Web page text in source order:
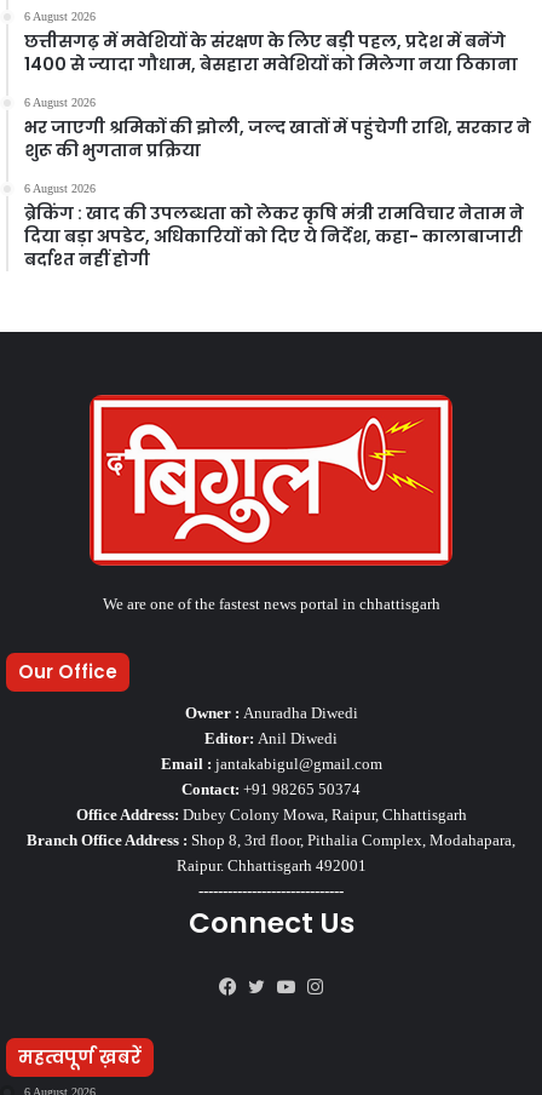
6 August 2026
छत्तीसगढ़ में मवेशियों के संरक्षण के लिए बड़ी पहल, प्रदेश में बनेंगे
1400 से ज्यादा गौधाम, बेसहारा मवेशियों को मिलेगा नया ठिकाना
6 August 2026
भर जाएगी श्रमिकों की झोली, जल्द खातों में पहुंचेगी राशि, सरकार ने
शुरू की भुगतान प्रक्रिया
6 August 2026
ब्रेकिंग : खाद की उपलब्धता को लेकर कृषि मंत्री रामविचार नेताम ने
दिया बड़ा अपडेट, अधिकारियों को दिए ये निर्देश, कहा- कालाबाजारी
बर्दाश्त नहीं होगी
We are one of the fastest news portal in chhattisgarh
Our Office
Owner : Anuradha Diwedi
Editor: Anil Diwedi
Email : jantakabigul@gmail.com
Contact: +91 98265 50374
Office Address: Dubey Colony Mowa, Raipur, Chhattisgarh
Branch Office Address : Shop 8, 3rd floor, Pithalia Complex, Modahapara,
Raipur. Chhattisgarh 492001
------------------------------
Connect Us
Facebook
TwitterYouTube
महत्वपूर्ण ख़बरें